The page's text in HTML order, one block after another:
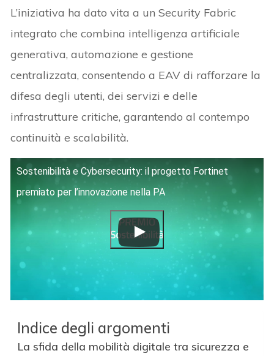
L’iniziativa ha dato vita a un Security Fabric
integrato che combina intelligenza artificiale
generativa, automazione e gestione
centralizzata, consentendo a EAV di rafforzare la
difesa degli utenti, dei servizi e delle
infrastrutture critiche, garantendo al contempo
continuità e scalabilità.
Sostenibilità e Cybersecurity: il progetto Fortinet
premiato per l’innovazione nella PA
Indice degli argomenti
La sfida della mobilità digitale tra sicurezza e